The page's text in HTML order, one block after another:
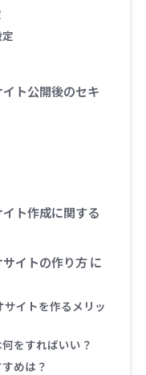
ト公開後のセキ
ト作成に関する
イトの作り方 に
イトを作るメリッ
をすればいい？
めは？